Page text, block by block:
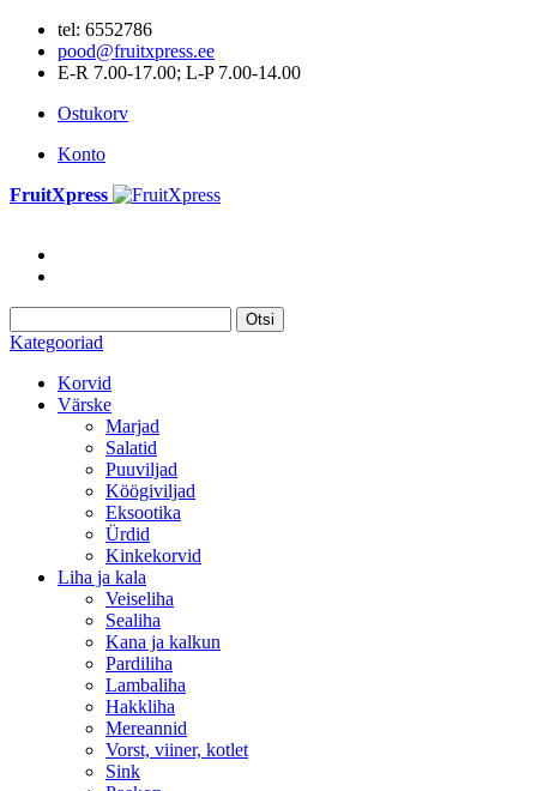
tel: 6552786
pood@fruitxpress.ee
E-R 7.00-17.00; L-P 7.00-14.00
Ostukorv
Konto
FruitXpress
Otsi
Kategooriad
Korvid
Värske
Marjad
Salatid
Puuviljad
Köögiviljad
Eksootika
Ürdid
Kinkekorvid
Liha ja kala
Veiseliha
Sealiha
Kana ja kalkun
Pardiliha
Lambaliha
Hakkliha
Mereannid
Vorst, viiner, kotlet
Sink